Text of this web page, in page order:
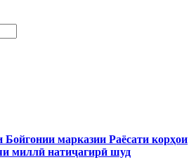
Бойгонии марказии Раёсати корҳои
миллӣ натиҷагирӣ шуд